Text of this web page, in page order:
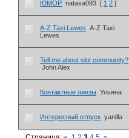
ЮМОР nataxa093 [ 1 2 ]
A-Z Taxi Lewes
A-Z Taxi
Lewes
Tell me about slot community?
John Alex
Контактные линзы Ульяна
Интересный отпуск yanilla